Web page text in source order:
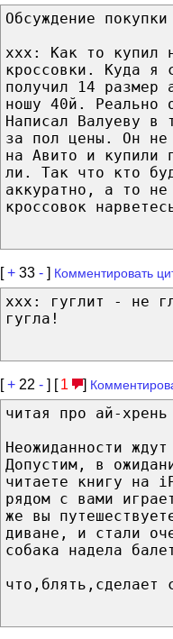
Обсуждение
xxx: Как то купил
кроссовки. Куда я
получил 14 размер
ношу 40й. Реально
Написал Валуеву в
за пол цены. Он не
на Авито и купили
ли. Так что кто
аккуратно, а то
кроссовок
[+ 33 - ] Комментировать
xxx: гуглит - не
гугла!
[+ 22 - ] [ 1 ]
читая про ай-
Неожиданности
Допустим, в
читаете книгу на
рядом с вами
же вы
диване, и стали
собака надела
что,блять,сделает